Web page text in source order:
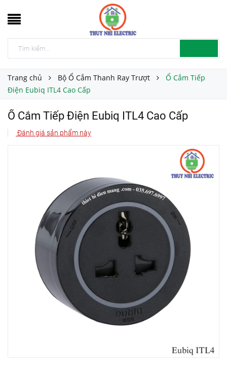
Trang chủ Bộ Ổ Cắm Thanh Ray Trượt
Ổ Cắm Tiếp
Điện Eubiq ITL4 Cao Cấp
Ổ Cắm Tiếp Điện Eubiq ITL4 Cao Cấp
Đánh giá sản phẩm này